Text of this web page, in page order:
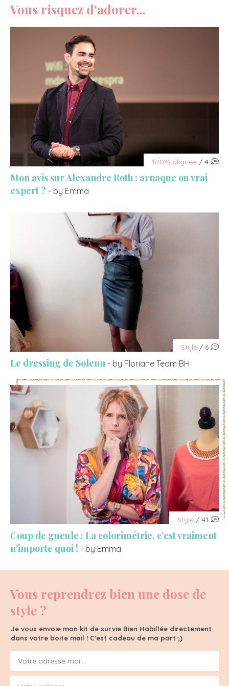
Vous risquez d'adorer...
100% alignée / 4
Mon avis sur Alexandre Roth : arnaque ou vrai
expert ? - by Emma
Style / 6
Le dressing de Solenn - by Floriane Team BH
Style / 41
Coup de gueule : La colorimétrie, c’est vraiment
n’importe quoi ! - by Emma
Vous reprendrez bien une dose de
style ?
Je vous envoie mon kit de survie Bien Habillée directement
dans votre boite mail ! C'est cadeau de ma part ;)